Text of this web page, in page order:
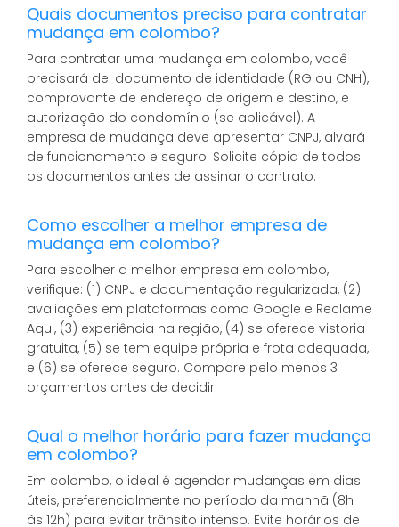
Quais documentos preciso para contratar
mudança em colombo?
Para contratar uma mudança em colombo, você
precisará de: documento de identidade (RG ou CNH),
comprovante de endereço de origem e destino, e
autorização do condomínio (se aplicável). A
empresa de mudança deve apresentar CNPJ, alvará
de funcionamento e seguro. Solicite cópia de todos
os documentos antes de assinar o contrato.
Como escolher a melhor empresa de
mudança em colombo?
Para escolher a melhor empresa em colombo,
verifique: (1) CNPJ e documentação regularizada, (2)
avaliações em plataformas como Google e Reclame
Aqui, (3) experiência na região, (4) se oferece vistoria
gratuita, (5) se tem equipe própria e frota adequada,
e (6) se oferece seguro. Compare pelo menos 3
orçamentos antes de decidir.
Qual o melhor horário para fazer mudança
em colombo?
Em colombo, o ideal é agendar mudanças em dias
úteis, preferencialmente no período da manhã (8h
às 12h) para evitar trânsito intenso. Evite horários de